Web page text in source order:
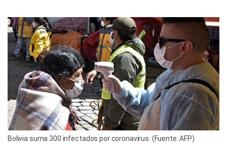
Bolivia suma 300 infectados por coronavirus. (Fuente: AFP)